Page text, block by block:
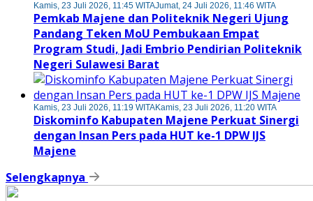
Kamis, 23 Juli 2026, 11:45 WITAJumat, 24 Juli 2026, 11:46 WITA
Pemkab Majene dan Politeknik Negeri Ujung
Pandang Teken MoU Pembukaan Empat
Program Studi, Jadi Embrio Pendirian Politeknik
Negeri Sulawesi Barat
Kamis, 23 Juli 2026, 11:19 WITAKamis, 23 Juli 2026, 11:20 WITA
Diskominfo Kabupaten Majene Perkuat Sinergi
dengan Insan Pers pada HUT ke-1 DPW IJS
Majene
Selengkapnya